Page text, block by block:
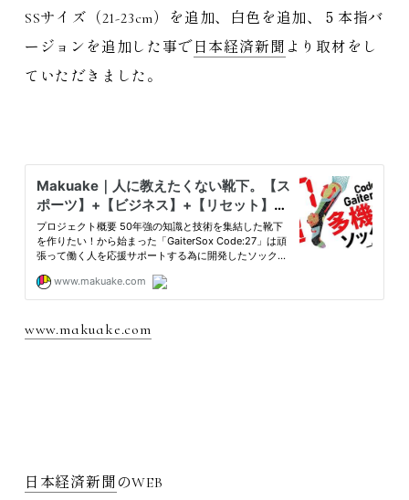
SSサイズ（21-23cm）を追加、白色を追加、５本指バ
ージョンを追加した事で 日本経済新聞 より取材をし
ていただきました。
www.makuake.com
日本経済新聞 のWEB